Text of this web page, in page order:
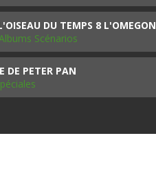
DU TEMPS 8 L'OMEGON
Scénarios
DE PETER PAN